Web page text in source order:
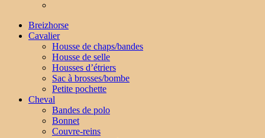
Breizhorse
Cavalier
Housse de chaps/bandes
Housse de selle
Housses d’étriers
Sac à brosses/bombe
Petite pochette
Cheval
Bandes de polo
Bonnet
Couvre-reins